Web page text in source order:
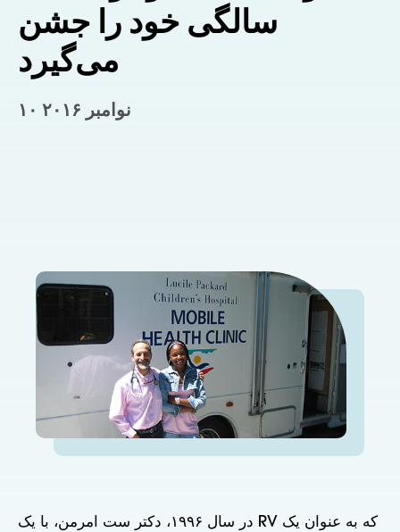
سالگی خود را جشن
می‌گیرد
۱۰ نوامبر ۲۰۱۶
در سال ۱۹۹۶، دکتر ست امرمن، با یک RV که به عنوان یک